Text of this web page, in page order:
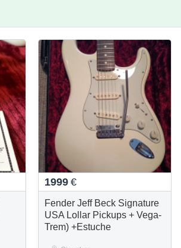
1999 €
Fender Jeff Beck Signature
USA Lollar Pickups + Vega-
Trem) +Estuche